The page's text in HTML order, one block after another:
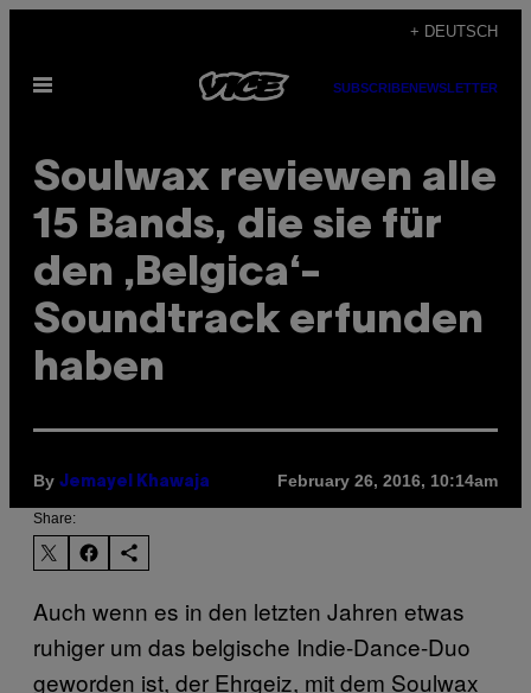
content
+ DEUTSCH
Open
SUBSCRIBENEWSLETTER
Soulwax reviewen alle
15 Bands, die sie für
den ‚Belgica‘-
Soundtrack erfunden
haben
By Jemayel Khawaja February 26, 2016, 10:14am
Share:
Auch wenn es in den letzten Jahren etwas
ruhiger um das belgische Indie-Dance-Duo
geworden ist, der Ehrgeiz, mit dem Soulwax